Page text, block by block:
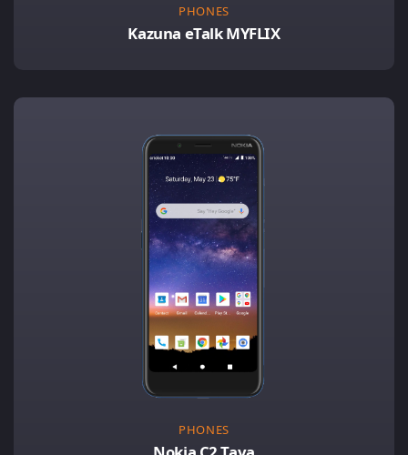
PHONES
Kazuna eTalk MYFLIX
PHONES